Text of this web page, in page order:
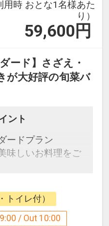
用時 おとな1名様あた
り）
59,600 円
ード】さざえ・
が大好評の旬菜バ
ント
ードプラン
味しいお料理をご
ング＆飲み放題
う
トイレ付）
/ Out 10:00